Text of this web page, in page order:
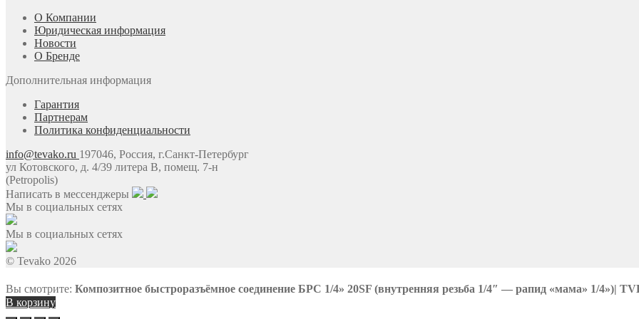
О Компании
Юридическая информация
Новости
О Бренде
Дополнительная информация
Гарантия
Партнерам
Политика конфиденциальности
info@tevako.ru 197046, Россия, г.Санкт-Петербург
ул Котовского, д. 4/39 литера В, помещ. 7-н
(Petropolis)
Написать в мессенджеры
Мы в социальных сетях
Мы в социальных сетях
© Tevako 2026
Вы смотрите: Композитное быстроразъёмное соединение БРС 1/4» 20SF (внутренняя резьба 1/4″ — рапид «мама» 1/4»)|
В корзину